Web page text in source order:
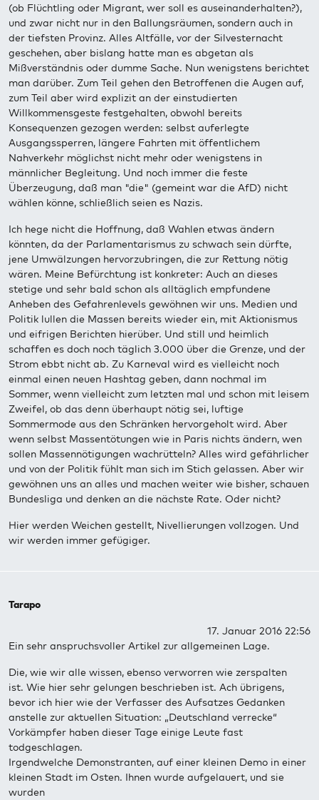
(ob Flüchtling oder Migrant, wer soll es auseinanderhalten?),
und zwar nicht nur in den Ballungsräumen, sondern auch in
der tiefsten Provinz. Alles Altfälle, vor der Silvesternacht
geschehen, aber bislang hatte man es abgetan als
Mißverständnis oder dumme Sache. Nun wenigstens berichtet
man darüber. Zum Teil gehen den Betroffenen die Augen auf,
zum Teil aber wird explizit an der einstudierten
Willkommensgeste festgehalten, obwohl bereits
Konsequenzen gezogen werden: selbst auferlegte
Ausgangssperren, längere Fahrten mit öffentlichem
Nahverkehr möglichst nicht mehr oder wenigstens in
männlicher Begleitung. Und noch immer die feste
Überzeugung, daß man "die" (gemeint war die AfD) nicht
wählen könne, schließlich seien es Nazis.
Ich hege nicht die Hoffnung, daß Wahlen etwas ändern
könnten, da der Parlamentarismus zu schwach sein dürfte,
jene Umwälzungen hervorzubringen, die zur Rettung nötig
wären. Meine Befürchtung ist konkreter: Auch an dieses
stetige und sehr bald schon als alltäglich empfundene
Anheben des Gefahrenlevels gewöhnen wir uns. Medien und
Politik lullen die Massen bereits wieder ein, mit Aktionismus
und eifrigen Berichten hierüber. Und still und heimlich
schaffen es doch noch täglich 3.000 über die Grenze, und der
Strom ebbt nicht ab. Zu Karneval wird es vielleicht noch
einmal einen neuen Hashtag geben, dann nochmal im
Sommer, wenn vielleicht zum letzten mal und schon mit leisem
Zweifel, ob das denn überhaupt nötig sei, luftige
Sommermode aus den Schränken hervorgeholt wird. Aber
wenn selbst Massentötungen wie in Paris nichts ändern, wen
sollen Massennötigungen wachrütteln? Alles wird gefährlicher
und von der Politik fühlt man sich im Stich gelassen. Aber wir
gewöhnen uns an alles und machen weiter wie bisher, schauen
Bundesliga und denken an die nächste Rate. Oder nicht?
Hier werden Weichen gestellt, Nivellierungen vollzogen. Und
wir werden immer gefügiger.
Tarapo
17. Januar 2016 22:56
Ein sehr anspruchsvoller Artikel zur allgemeinen Lage.
Die, wie wir alle wissen, ebenso verworren wie zerspalten
ist. Wie hier sehr gelungen beschrieben ist. Ach übrigens,
bevor ich hier wie der Verfasser des Aufsatzes Gedanken
anstelle zur aktuellen Situation: „Deutschland verrecke“
Vorkämpfer haben dieser Tage einige Leute fast
todgeschlagen.
Irgendwelche Demonstranten, auf einer kleinen Demo in einer
kleinen Stadt im Osten. Ihnen wurde aufgelauert, und sie
wurden